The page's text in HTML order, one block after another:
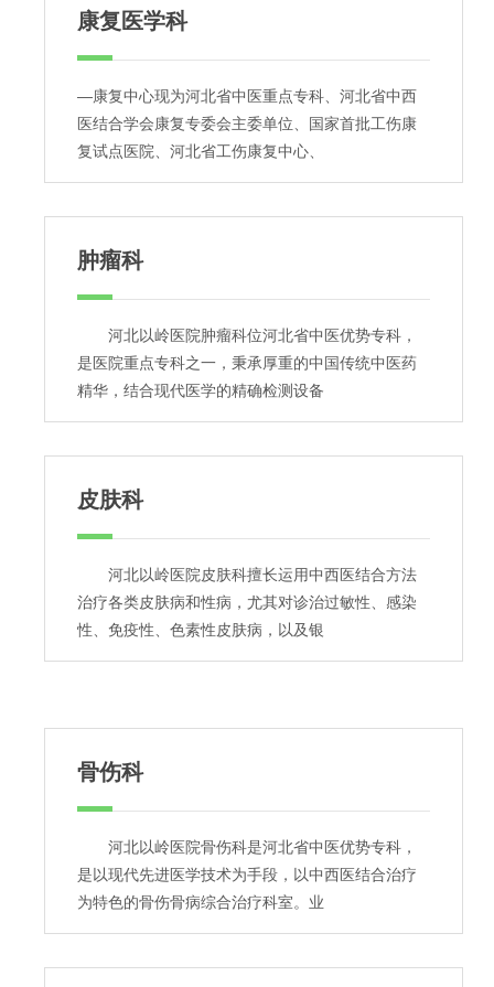
康复医学科
—康复中心现为河北省中医重点专科、河北省中西
医结合学会康复专委会主委单位、国家首批工伤康
复试点医院、河北省工伤康复中心、
肿瘤科
河北以岭医院肿瘤科位河北省中医优势专科，
是医院重点专科之一，秉承厚重的中国传统中医药
精华，结合现代医学的精确检测设备
皮肤科
河北以岭医院皮肤科擅长运用中西医结合方法
治疗各类皮肤病和性病，尤其对诊治过敏性、感染
性、免疫性、色素性皮肤病，以及银
骨伤科
河北以岭医院骨伤科是河北省中医优势专科，
是以现代先进医学技术为手段，以中西医结合治疗
为特色的骨伤骨病综合治疗科室。业